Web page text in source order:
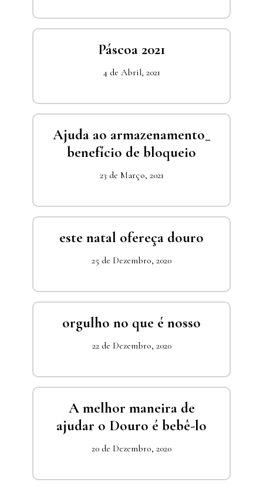
Páscoa 2021
4 de Abril, 2021
Ajuda ao armazenamento_
benefício de bloqueio
23 de Março, 2021
este natal ofereça douro
25 de Dezembro, 2020
orgulho no que é nosso
22 de Dezembro, 2020
A melhor maneira de
ajudar o Douro é bebê-lo
20 de Dezembro, 2020